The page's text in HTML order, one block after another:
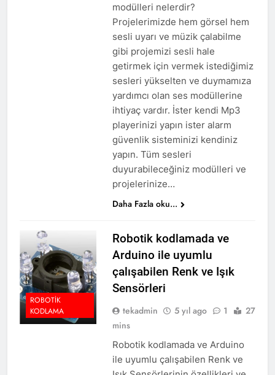
modülleri nelerdir?
Projelerimizde hem görsel hem
sesli uyarı ve müzik çalabilme
gibi projemizi sesli hale
getirmek için vermek istediğimiz
sesleri yükselten ve duymamıza
yardımcı olan ses modüllerine
ihtiyaç vardır. İster kendi Mp3
playerinizi yapın ister alarm
güvenlik sisteminizi kendiniz
yapın. Tüm sesleri
duyurabileceğiniz modülleri ve
projelerinize…
Daha Fazla oku...
ROBOTIK
KODLAMA
Robotik kodlamada ve
Arduino ile uyumlu
çalışabilen Renk ve Işık
Sensörleri
tekadmin 5 yıl ago 1
27
mins
Robotik kodlamada ve Arduino
ile uyumlu çalışabilen Renk ve